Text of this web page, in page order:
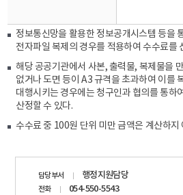
정보통신망을 활용한 정보공개시스템 등을
전자파일 복제의 경우를 적용하여 수수료를
해당 공공기관에서 사본, 출력물, 복제물을
없거나 도면 등이 A3 규격을 초과하여 이를
대행시키는 경우에는 청구인과 협의를 통하
산정할 수 있다.
수수료 중 100원 단위 미만 금액은 계산하지
담당부서 행정지원담당
전화 054-550-5543